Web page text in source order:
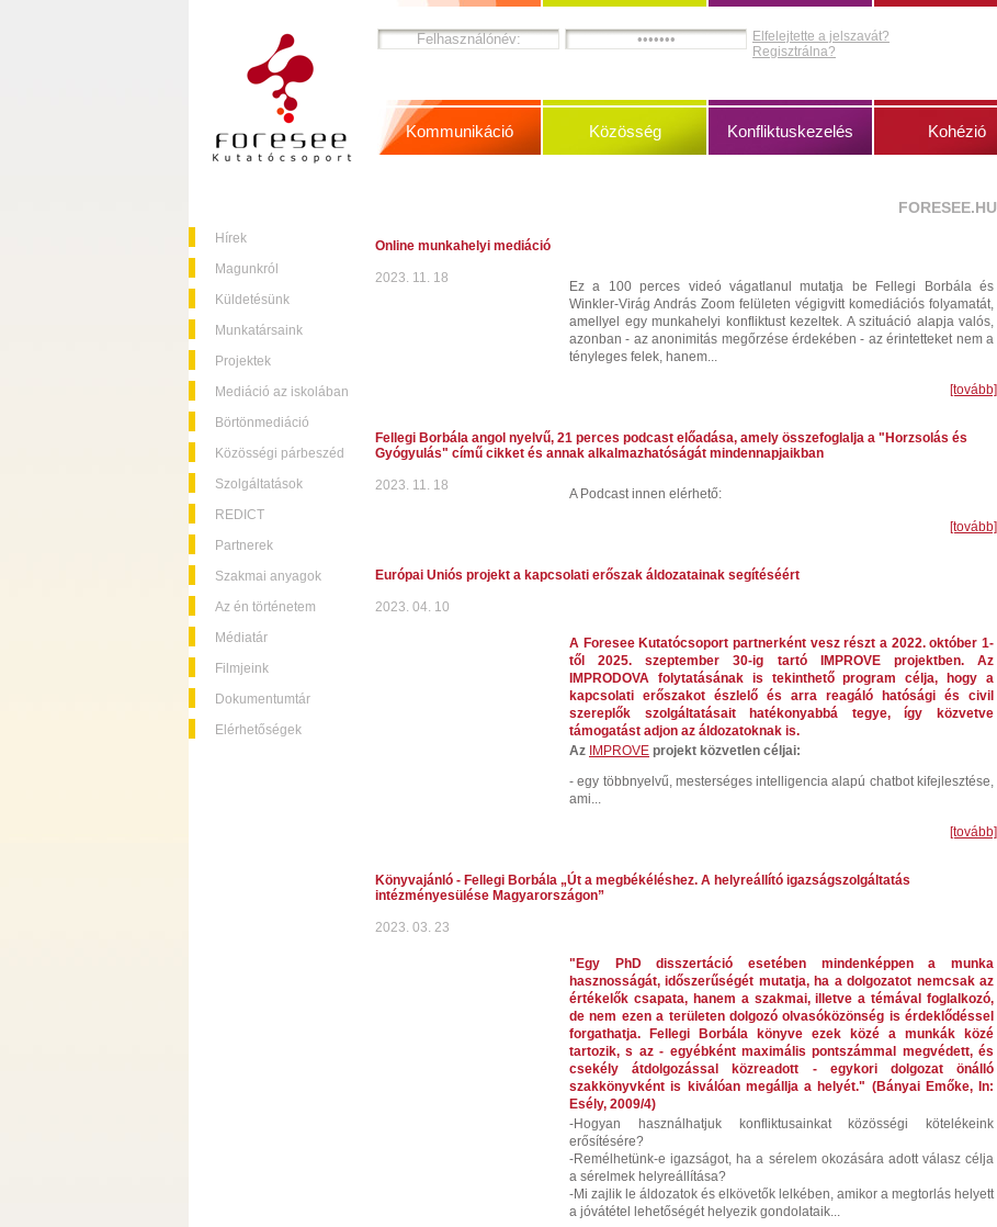
Hírek
Magunkról
Küldetésünk
Munkatársaink
Projektek
Mediáció az iskolában
Börtönmediáció
Közösségi párbeszéd
Szolgáltatások
REDICT
Partnerek
Szakmai anyagok
Az én történetem
Médiatár
Filmjeink
Dokumentumtár
Elérhetőségek
Elfelejtette a jelszavát?
Regisztrálna?
Kommunikáció Közösség Konfliktuskezelés Kohézió
FORESEE.HU
Online munkahelyi mediáció
2023. 11. 18
Ez a 100 perces videó vágatlanul mutatja be Fellegi Borbála és
Winkler-Virág András Zoom felületen végigvitt komediációs folyamatát,
amellyel egy munkahelyi konfliktust kezeltek. A szituáció alapja valós,
azonban - az anonimitás megőrzése érdekében - az érintetteket nem a
tényleges felek, hanem...
[tovább]
Fellegi Borbála angol nyelvű, 21 perces podcast előadása, amely összefoglalja a "Horzsolás és
Gyógyulás" című cikket és annak alkalmazhatóságát mindennapjaikban
2023. 11. 18
A Podcast innen elérhető:
[tovább]
Európai Uniós projekt a kapcsolati erőszak áldozatainak segítéséért
2023. 04. 10
A Foresee Kutatócsoport partnerként vesz részt a 2022. október 1-
től 2025. szeptember 30-ig tartó IMPROVE projektben. Az
IMPRODOVA folytatásának is tekinthető program célja, hogy a
kapcsolati erőszakot észlelő és arra reagáló hatósági és civil
szereplők szolgáltatásait hatékonyabbá tegye, így közvetve
támogatást adjon az áldozatoknak is.
Az IMPROVE projekt közvetlen céljai:
- egy többnyelvű, mesterséges intelligenciaalapú chatbot kifejlesztése,
ami...
[tovább]
Könyvajánló - Fellegi Borbála „Út a megbékéléshez. A helyreállító igazságszolgáltatás
intézményesülése Magyarországon”
2023. 03. 23
"Egy PhD disszertáció esetében mindenképpen a munka
hasznosságát, időszerűségét mutatja, ha a dolgozatot nemcsak az
értékelők csapata, hanem a szakmai, illetve a témával foglalkozó,
de nem ezen a területen dolgozó olvasóközönség is érdeklődéssel
forgathatja. Fellegi Borbála könyve ezek közé a munkák közé
tartozik, s az - egyébként maximális pontszámmal megvédett, és
csekély átdolgozással közreadott - egykori dolgozat önálló
szakkönyvként is kiválóan megállja a helyét." (Bányai Emőke, In:
Esély, 2009/4)
-Hogyan használhatjuk konfliktusainkat közösségi kötelékeink
erősítésére?
-Remélhetünk-e igazságot, ha a sérelem okozására adott válasz célja
a sérelmek helyreállítása?
-Mi zajlik le áldozatok és elkövetők lelkében, amikor a megtorlás helyett
a jóvátétel lehetőségét helyezik gondolataik...